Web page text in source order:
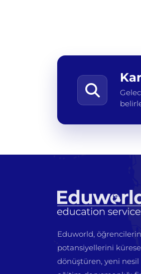
Eduworld, öğrencilerin
potansiyellerini
dönüştüren, yeni nesil